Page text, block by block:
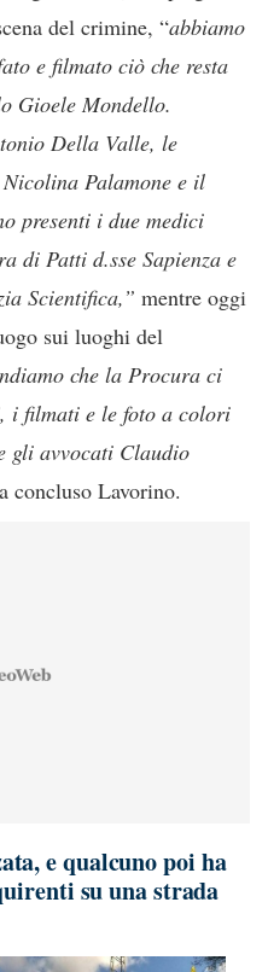
del crimine, “abbiamo
e filmato ciò che resta
Gioele Mondello.
Della Valle, le
Palamone e il
presenti i due medici
di Patti d.sse Sapienza e
Scientifica,” mentre oggi
sui luoghi del
che la Procura ci
i filmati e le foto a colori
gli avvocati Claudio
concluso Lavorino.
e qualcuno poi ha
su una strada